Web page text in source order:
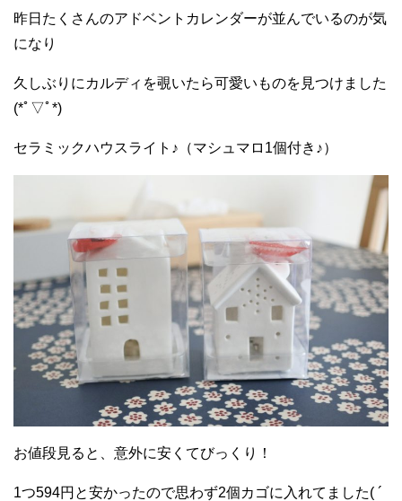
昨日たくさんのアドベントカレンダーが並んでいるのが気
になり
久しぶりにカルディを覗いたら可愛いものを見つけました
(*ﾟ▽ﾟ*)
セラミックハウスライト♪（マシュマロ1個付き♪）
お値段見ると、意外に安くてびっくり！
1つ594円と安かったので思わず2個カゴに入れてました( ´